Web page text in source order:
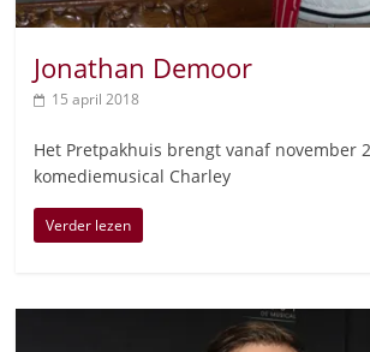
Jonathan Demoor
15 april 2018
Het Pretpakhuis brengt vanaf november
komediemusical Charley
Verder lezen